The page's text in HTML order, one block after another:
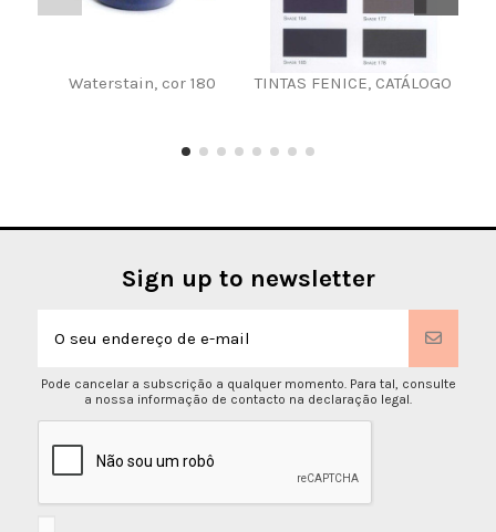
Waterstain, cor 180 TINTAS FENICE, CATÁLOGO
Sign up to newsletter
Pode cancelar a subscrição a qualquer momento. Para tal, consulte
a nossa informação de contacto na declaração legal.